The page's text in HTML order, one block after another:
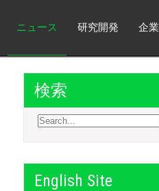
ニュース 研究開発 企
検索
English Site